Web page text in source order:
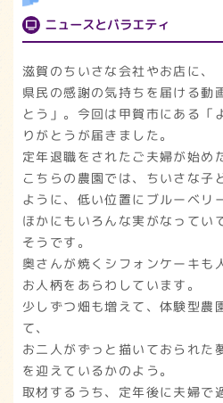
ニュースとバラエティ
滋賀のちいさな会社やお店に、
県民の感謝の気持ちを届ける動
とう」。今回は甲賀市にある「
りがとうが届きました。
定年退職をされたご夫婦が始め
こちらの農園では、ちいさな子
ように、低い位置にブルーベリ
ほかにもいろんな実がなってい
そうです。
奥さんが焼くシフォンケーキも
お人柄をあらわしています。
少しずつ畑も増えて、体験型農
て、
お二人がずっと描いておられた
を迎えているかのよう。
取材するうち、定年後に夫婦で